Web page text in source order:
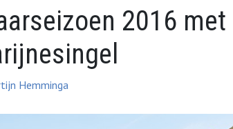
2016 met
Hemminga